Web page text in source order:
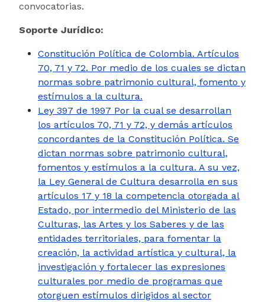
convocatorias.
Soporte Jurídico:
Constitución Política de Colombia. Artículos
70, 71 y 72. Por medio de los cuales se dictan
normas sobre patrimonio cultural, fomento y
estímulos a la cultura.
Ley 397 de 1997 Por la cual se desarrollan
los artículos 70, 71 y 72, y demás artículos
concordantes de la Constitución Política. Se
dictan normas sobre patrimonio cultural,
fomentos y estímulos a la cultura. A su vez,
la Ley General de Cultura desarrolla en sus
artículos 17 y 18 la competencia otorgada al
Estado, por intermedio del Ministerio de las
Culturas, las Artes y los Saberes y de las
entidades territoriales, para fomentar la
creación, la actividad artística y cultural, la
investigación y fortalecer las expresiones
culturales por medio de programas que
otorguen estímulos dirigidos al sector